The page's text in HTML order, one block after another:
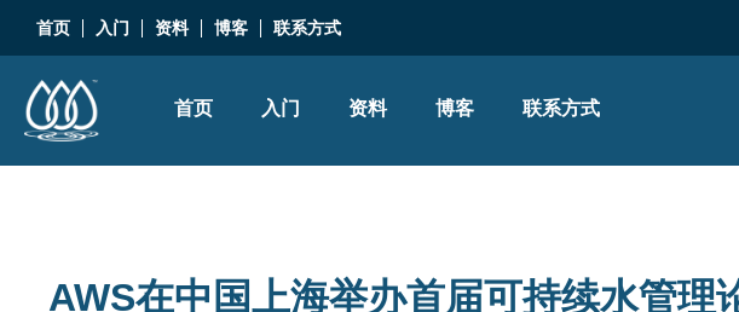
首页 入门 资料 博客 联系方式
首页 入门 资料 博客 联系方式
AWS在中国上海举办首届可持续水管理